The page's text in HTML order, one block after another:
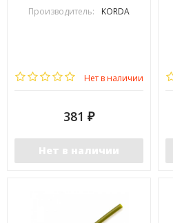
Производитель: KORDA
Нет в наличии
381 ₽
Нет в наличии